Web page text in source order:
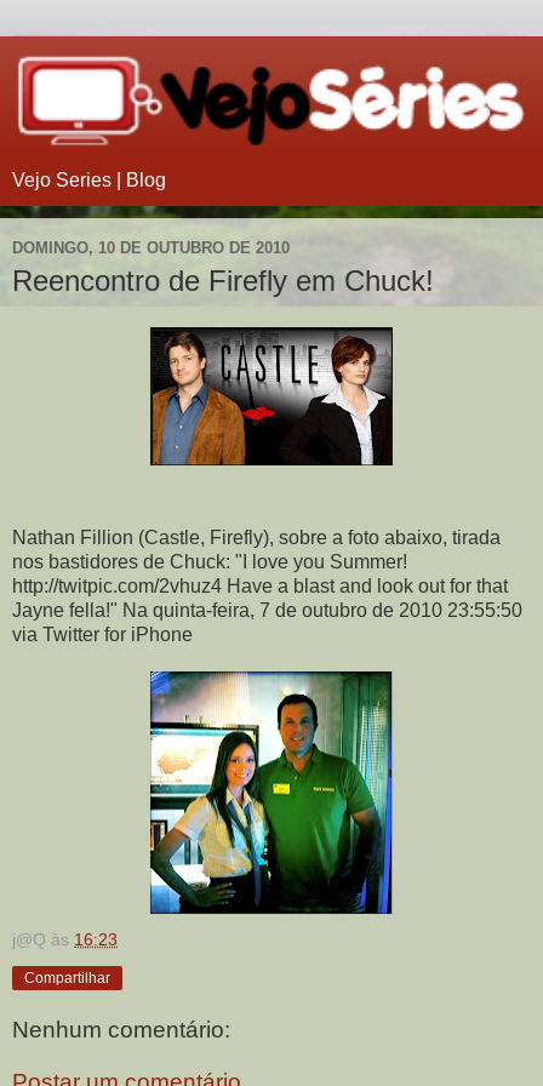
Vejo Series | Blog
DOMINGO, 10 DE OUTUBRO DE 2010
Reencontro de Firefly em Chuck!
Nathan Fillion (Castle, Firefly), sobre a foto abaixo, tirada
nos bastidores de Chuck: "I love you Summer!
http://twitpic.com/2vhuz4 Have a blast and look out for that
Jayne fella!" Na quinta-feira, 7 de outubro de 2010 23:55:50
via Twitter for iPhone
j@Q às 16:23
Compartilhar
Nenhum comentário: